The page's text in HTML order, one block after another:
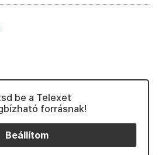
be a Telexet
forrásnak!
Beállítom